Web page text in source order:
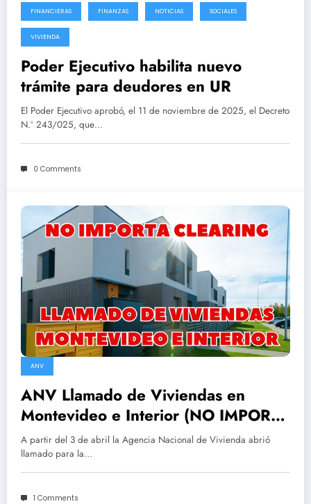
FINANCIERAS FINANZAS NOTICIAS SOCIALES
VIVIENDA
Poder Ejecutivo habilita nuevo
trámite para deudores en UR
El Poder Ejecutivo aprobó, el 11 de noviembre de 2025, el Decreto
N.º 243/025, que…
0 Comments
ANV
ANV Llamado de Viviendas en
Montevideo e Interior (NO IMPORTA
CLEARING)
A partir del 3 de abril la Agencia Nacional de Vivienda abrió
llamado para la…
1 Comments